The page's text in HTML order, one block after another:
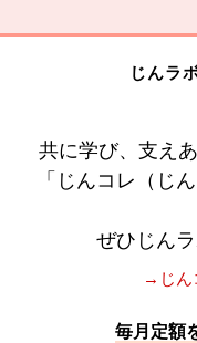
じんラ
共に学び、支え
「じんコレ（じ
ぜひじん
→じん
毎月定額